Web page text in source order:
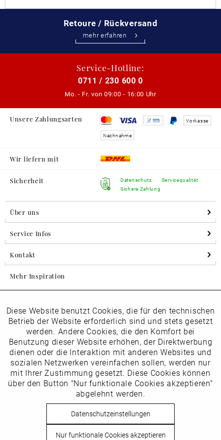
Retoure / Rückversand
mehr erfahren
Service-Hotline:
0711 / 230 600 0
Mo. - Fr. von 09:00 - 16:00 Uhr
Unsere Zahlungsarten Vorkasse
Nachnahme
Wir liefern mit
Sicherheit
Datenschutz
Sichere Zahlung
Servicequalität
Über uns
Service Infos
Kontakt
Mehr Inspiration
Folgen Sie uns auf Instagram
horsch_schuhe
Newsletter
Datenschutzbestimmungenhabe ich zur Kenntnis
vom Newsletter abmelden.
Funktionale Aktiv
Marketing Inaktiv
Tracking Inaktiv
Inaktiv
Diese Website benutzt Cookies, die für den technischen
Betrieb der Website erforderlich sind und stets gesetzt
werden. Andere Cookies, die den Komfort bei
Benutzung dieser Website erhöhen, der Direktwerbung
dienen oder die Interaktion mit anderen Websites und
sozialen Netzwerken vereinfachen sollen, werden nur
mit Ihrer Zustimmung gesetzt. Diese Cookies können
über den Button "Nur funktionale Cookies akzeptieren"
abgelehnt werden.
Datenschutzeinstellungen
Nur funktionale Cookies akzeptieren